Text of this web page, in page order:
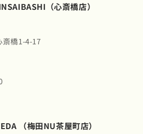
（心斎橋店）
斎橋1-4-17
（梅田NU茶屋町店）